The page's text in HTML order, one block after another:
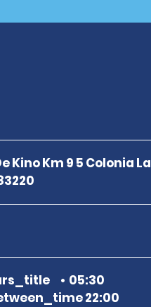
Kino Km 9 5 Colonia La
05:30
22:00